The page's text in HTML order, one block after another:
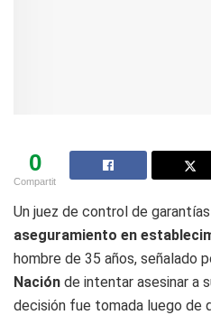
0
Compartit
Un juez de control de
aseguramiento en
hombre de 35 años, señalado
Nación de intentar asesinar a
decisión fue tomada luego de